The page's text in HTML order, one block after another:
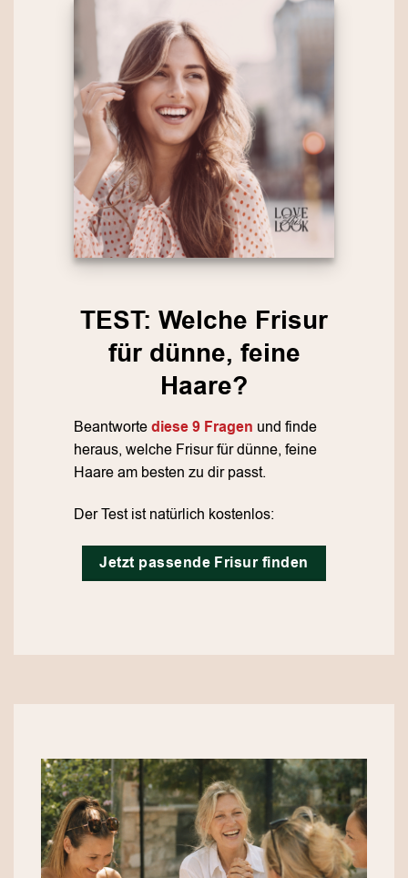
TEST: Welche Frisur
für dünne, feine
Haare?
Beantwortediese 9 Fragen und finde
heraus, welche Frisur für dünne, feine
Haare am besten zu dir passt.
Der Test ist natürlich kostenlos:
Jetzt passende Frisur finden